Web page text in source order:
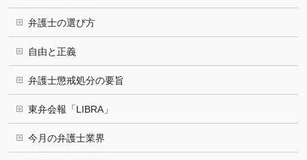
弁護士の選び方
自由と正義
弁護士懲戒処分の要旨
東弁会報「LIBRA」
今月の弁護士業界